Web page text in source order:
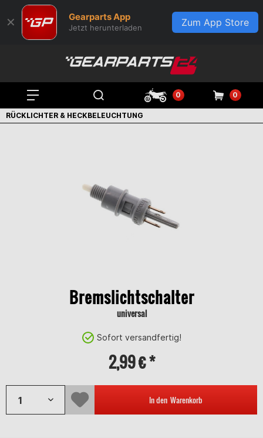
✕ Gearparts App
Jetzt herunterladen Zum App Store
0 0
RÜCKLICHTER & HECKBELEUCHTUNG
Bremslichtschalter
universal
Sofort versandfertig!
2,99 € *
In den Warenkorb